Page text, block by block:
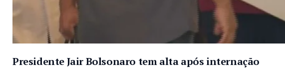
Presidente Jair Bolsonaro tem alta após internação